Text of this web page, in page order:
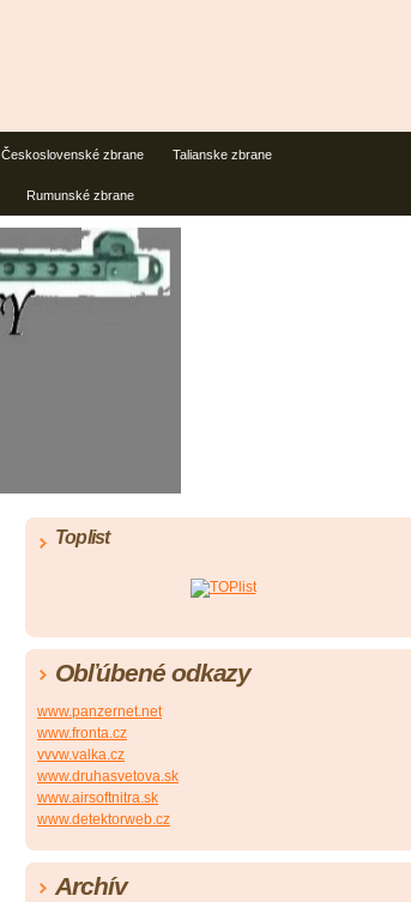
Československé zbrane Talianske zbrane
Rumunské zbrane
Toplist
Obľúbené odkazy
www.panzernet.net
www.fronta.cz
vvvw.valka.cz
www.druhasvetova.sk
www.airsoftnitra.sk
www.detektorweb.cz
Archív